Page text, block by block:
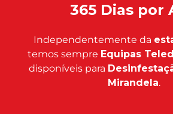
365 Dias por
Independentemente da
temos sempre Equipas
disponíveis para
Mirandela.